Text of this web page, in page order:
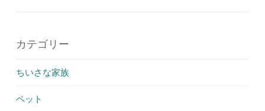
カテゴリー
ちいさな家族
ペット